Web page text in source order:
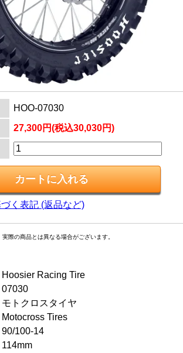
HOO-07030
27,300円(税込30,030円)
く表記 (返品など)
際の商品とは異なる場合がございます。
Hoosier Racing Tire
07030
モトクロスタイヤ
Motocross Tires
90/100-14
114mm